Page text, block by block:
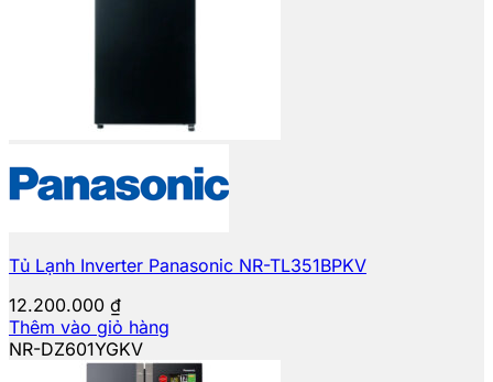
Tủ Lạnh Inverter Panasonic NR-TL351BPKV
12.200.000 ₫
Thêm vào giỏ hàng
NR-DZ601YGKV